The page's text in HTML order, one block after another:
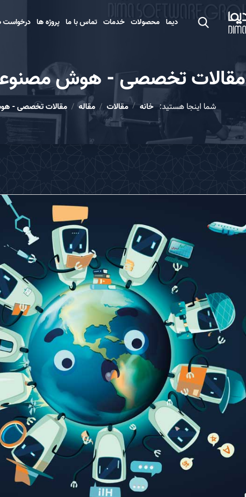
دیما محصولات خدمات تماس با ما پروژه ها درخواست
مقالات تخصصی - هوش مصنوعی
شما اینجا هستید:خانه مقالات مقاله مقالات تخصصی -